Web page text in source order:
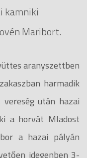
kamniki
Maribort.
aranyszettben
harmadik
vereség után hazai
a horvát Mladost
a hazai pályán
idegenben 3-